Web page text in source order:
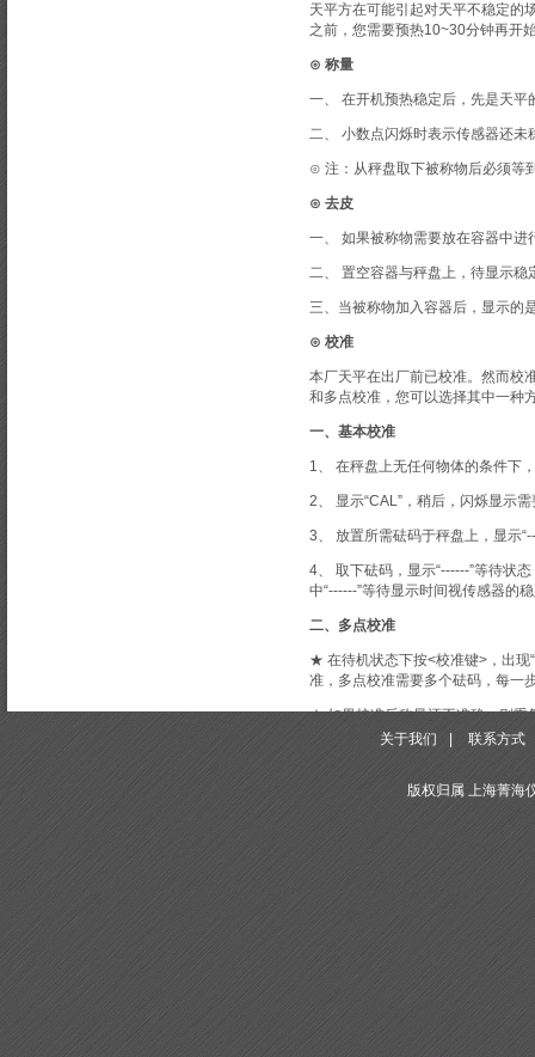
天平方在可能引起对天平不稳定的
之前，您需要预热10~30分钟再开
⊙ 称量
一、 在开机预热稳定后，先是天平
二、 小数点闪烁时表示传感器还
⊙ 注：从秤盘取下被称物后必须等
⊙ 去皮
一、 如果被称物需要放在容器中
二、 置空容器与秤盘上，待显示
三、当被称物加入容器后，显示的
⊙ 校准
本厂天平在出厂前已校准。然而校
和多点校准，您可以选择其中一种
一、基本校准
1、 在秤盘上无任何物体的条件下
2、 显示“CAL”，稍后，闪烁显示
3、 放置所需砝码于秤盘上，显示
4、 取下砝码，显示“------”等待状
中“------”等待显示时间视传感器的
二、多点校准
★ 在待机状态下按<校准键>，出现
准，多点校准需要多个砝码，每一
★ 如果校准后称量还不准确，则重
关于我们
联系方式
版权归属 上海菁海